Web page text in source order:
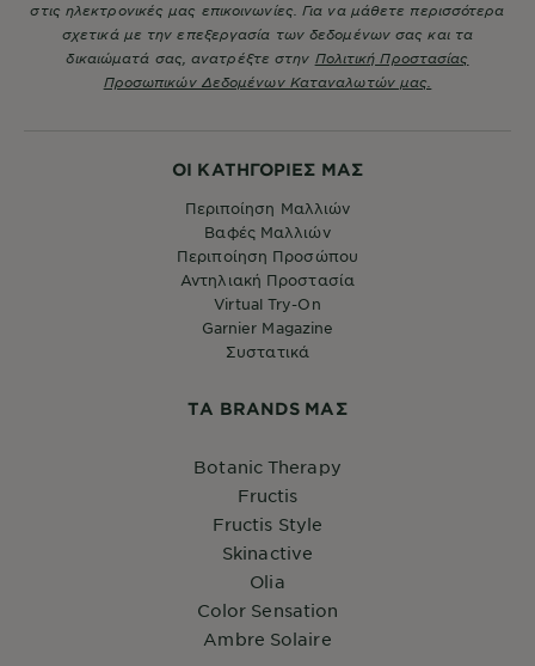
ΟΙ ΚΑΤΗΓΟΡΙΕΣ ΜΑΣ
Περιποίηση Μαλλιών
Βαφές Μαλλιών
Περιποίηση Προσώπου
Αντηλιακή Προστασία
Virtual Try-On
Garnier Magazine
Συστατικά
ΤA BRANDS ΜΑΣ
Botanic Therapy
Fructis
Fructis Style
Skinactive
Olia
Color Sensation
Ambre Solaire
στις ηλεκτρονικές μας επικοινωνίες. Για να μάθετε περισσότερα
σχετικά με την επεξεργασία των δεδομένων σας και τα
δικαιώματά σας, ανατρέξτε στην Πολιτική Προστασίας
Προσωπικών Δεδομένων Καταναλωτών μας.